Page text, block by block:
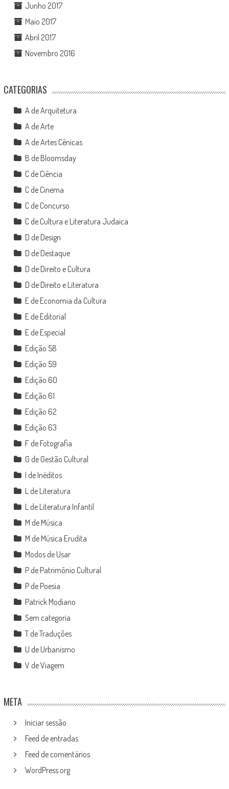
Junho 2017
Maio 2017
Abril 2017
Novembro 2016
CATEGORIAS
A de Arquitetura
A de Arte
A de Artes Cênicas
B de Bloomsday
C de Ciência
C de Cinema
C de Concurso
C de Cultura e Literatura Judaica
D de Design
D de Destaque
D de Direito e Cultura
D de Direito e Literatura
E de Economia da Cultura
E de Editorial
E de Especial
Edição 58
Edição 59
Edição 60
Edição 61
Edição 62
Edição 63
F de Fotografia
G de Gestão Cultural
I de Inéditos
L de Literatura
L de Literatura Infantil
M de Música
M de Música Erudita
Modos de Usar
P de Patrimônio Cultural
P de Poesia
Patrick Modiano
Sem categoria
T de Traduções
U de Urbanismo
V de Viagem
META
Iniciar sessão
Feed de entradas
Feed de comentários
WordPress.org